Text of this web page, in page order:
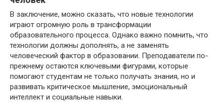
В заключение, можно сказать, что новые технологии
играют огромную роль в трансформации
образовательного процесса. Однако важно помнить, что
технологии должны дополнять, а не заменять
человеческий фактор в образовании. Преподаватели по-
прежнему остаются ключевыми фигурами, которые
помогают студентам не только получать знания, но и
развивать критическое мышление, эмоциональный
интеллект и социальные навыки.